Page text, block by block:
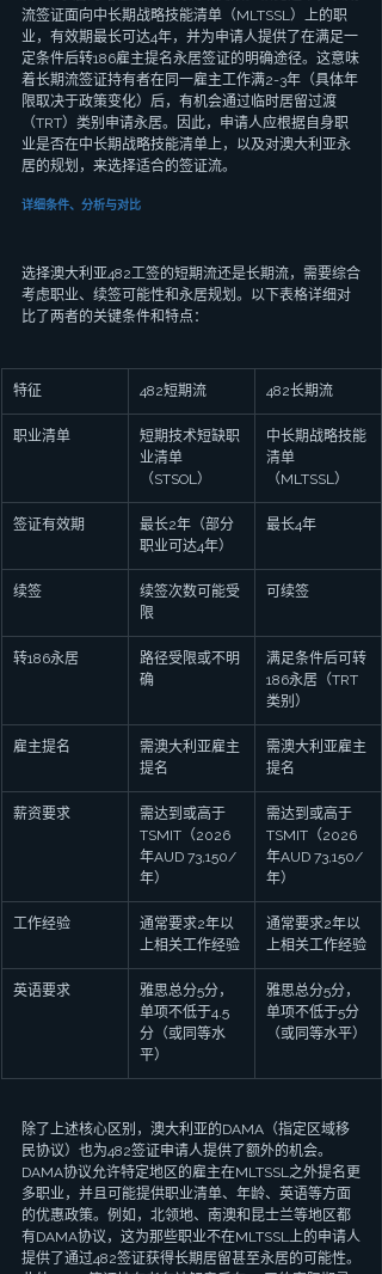
流签证面向中长期战略技能清单（MLTSSL）上的职
业，有效期最长可达4年，并为申请人提供了在满足一
定条件后转186雇主提名永居签证的明确途径。这意味
着长期流签证持有者在同一雇主工作满2-3年（具体年
限取决于政策变化）后，有机会通过临时居留过渡
（TRT）类别申请永居。因此，申请人应根据自身职
业是否在中长期战略技能清单上，以及对澳大利亚永
居的规划，来选择适合的签证流。
详细条件、分析与对比
选择澳大利亚482工签的短期流还是长期流，需要综合
考虑职业、续签可能性和永居规划。以下表格详细对
比了两者的关键条件和特点：
特征 482短期流 482长期流
职业清单
短期技术短缺职
业清单
（STSOL）
中长期战略技能
清单
（MLTSSL）
签证有效期
最长2年（部分
职业可达4年）
最长4年
续签
续签次数可能受
限
可续签
转186永居
路径受限或不明
确
满足条件后可转
186永居（TRT
类别）
雇主提名
需澳大利亚雇主
提名
需澳大利亚雇主
提名
薪资要求
需达到或高于
TSMIT（2026
年AUD 73,150/
年）
需达到或高于
TSMIT（2026
年AUD 73,150/
年）
工作经验
通常要求2年以
上相关工作经验
通常要求2年以
上相关工作经验
英语要求
雅思总分5分，
单项不低于4.5
分（或同等水
平）
雅思总分5分，
单项不低于5分
（或同等水平）
除了上述核心区别，澳大利亚的DAMA（指定区域移
民协议）也为482签证申请人提供了额外的机会。
DAMA协议允许特定地区的雇主在MLTSSL之外提名更
多职业，并且可能提供职业清单、年龄、英语等方面
的优惠政策。例如，北领地、南澳和昆士兰等地区都
有DAMA协议，这为那些职业不在MLTSSL上的申请人
提供了通过482签证获得长期居留甚至永居的可能性。